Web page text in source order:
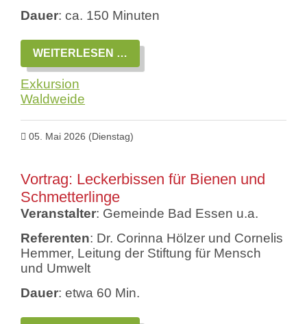
Dauer: ca. 150 Minuten
WEITERLESEN …
ZU
WALDWEIDE
SENNE
Exkursion
Waldweide
05. Mai 2026 (Dienstag)
Vortrag: Leckerbissen für Bienen und
Schmetterlinge
Veranstalter: Gemeinde Bad Essen u.a.
Referenten: Dr. Corinna Hölzer und Cornelis
Hemmer, Leitung der Stiftung für Mensch
und Umwelt
Dauer: etwa 60 Min.